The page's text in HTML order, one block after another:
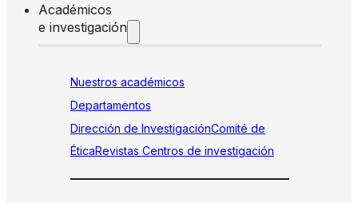
Académicos
e investigación
Nuestros académicos
Departamentos
Dirección de InvestigaciónComité de
ÉticaRevistas Centros de investigación